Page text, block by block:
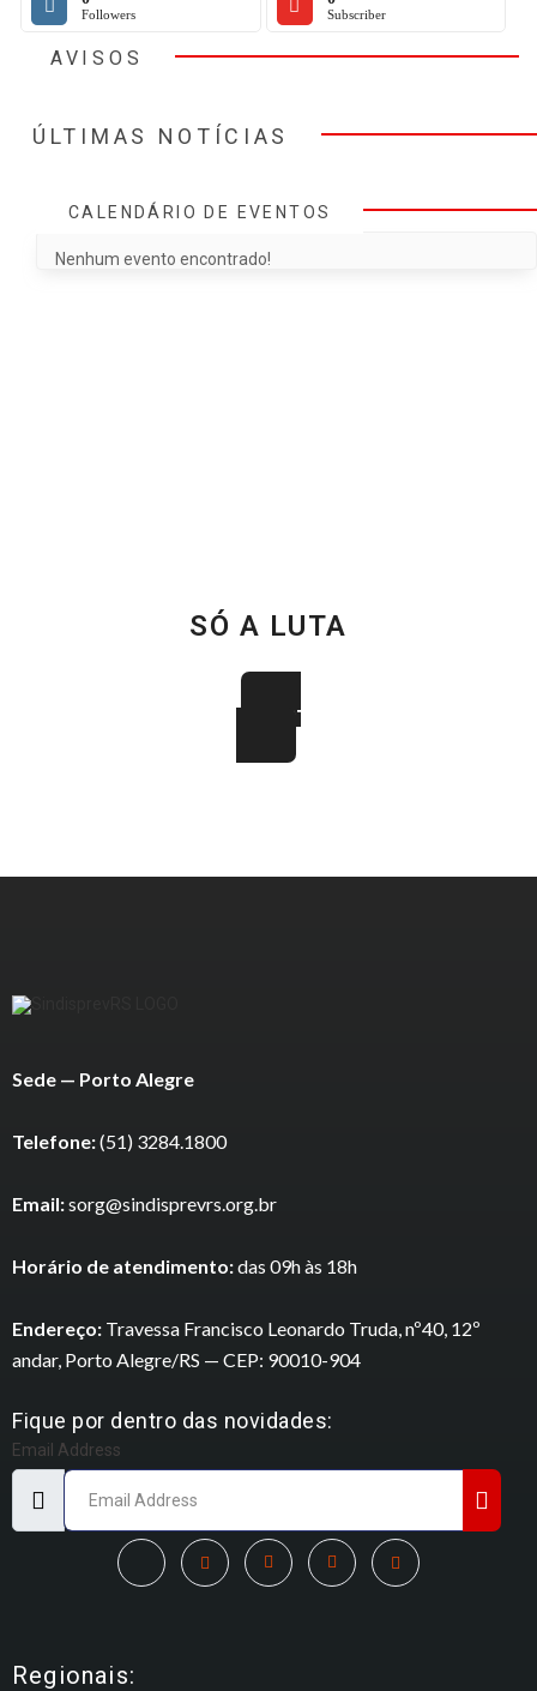
Followers Subscriber
AVISOS
ÚLTIMAS NOTÍCIAS
CALENDÁRIO DE EVENTOS
Nenhum evento encontrado!
SÓ A LUTA
JUNTOS SOMOS MAIS FORTES
FAÇA PARTE
Sede — Porto Alegre
Telefone:(51) 3284.1800
Email:sorg@sindisprevrs.org.br
Horário de atendimento:das 09h às 18h
Endereço: Travessa Francisco Leonardo Truda, nº40, 12º
andar, Porto Alegre/RS — CEP: 90010-904
Fique por dentro das novidades:
Email Address
Regionais: